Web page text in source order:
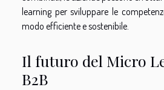
learning per sviluppare le
modo efficiente e sostenibile.
Il futuro del Micro
B2B